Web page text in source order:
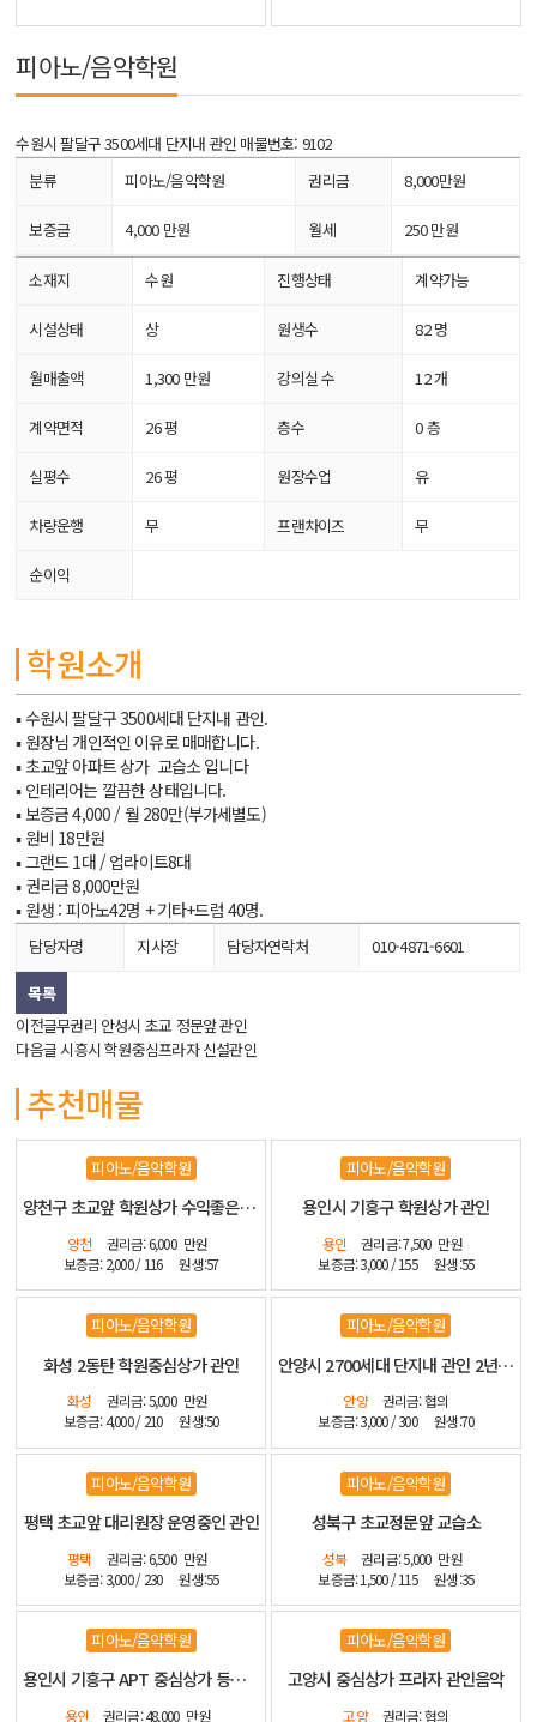
피아노/음악학원
수원시 팔달구 3500세대 단지내 관인 매물번호: 9102
분류
피아노/음악학원 권리금 8,000만원
보증금 4,000 만원 월세 250 만원
소재지 수원 진행상태 계약가능
시설상태 상 원생수 82 명
월매출액 1,300 만원 강의실 수 12 개
계약면적 26 평 층수 0 층
실평수 26 평 원장수업 유
차량운행 무 프랜차이즈 무
순이익
학원소개
▪ 수원시 팔달구 3500세대 단지내 관인.
▪ 원장님 개인적인 이유로 매매합니다.
▪ 초교앞 아파트 상가 교습소 입니다
▪ 인테리어는 깔끔한 상태입니다.
▪ 보증금 4,000 / 월 280만(부가세별도)
▪ 원비 18만원
▪ 그랜드 1대 / 업라이트8대
▪ 권리금 8,000만원
▪ 원생 : 피아노42명 + 기타+드럼 40명.
담당자명 지사장 담당자연락처 010-4871-6601
목록
이전글무권리 안성시 초교 정문앞 관인
다음글 시흥시 학원중심프라자 신설관인
추천매물
피아노/음악학원
양천구 초교앞 학원상가 수익좋은 관인
양천 권리금: 6,000 만원
보증금: 2,000 / 116
원생:57
피아노/음악학원
용인시 기흥구 학원상가 관인
용인 권리금: 7,500 만원
보증금: 3,000 / 155
원생:55
피아노/음악학원
화성 2동탄 학원중심상가 관인
화성 권리금: 5,000 만원
보증금: 4,000 / 210
원생:50
피아노/음악학원
안양시 2700세대 단지내 관인 2년전 신설 인테리어 좋습니다
안양
권리금: 협의
보증금: 3,000 / 300
원생:70
피아노/음악학원
평택 초교앞 대리원장 운영중인 관인
평택 권리금: 6,500 만원
보증금: 3,000 / 230
원생:55
피아노/음악학원
성북구 초교정문앞 교습소
성북 권리금: 5,000 만원
보증금: 1,500 / 115
원생:35
피아노/음악학원
용인시 기흥구 APT 중심상가 등기매매 인테리어 최상
용인 권리금: 48,000 만원
피아노/음악학원
고양시 중심상가 프라자 관인음악
고양 권리금: 협의